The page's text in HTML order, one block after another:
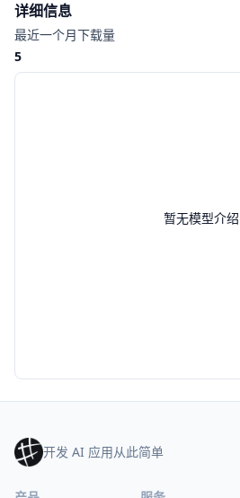
暂无模型介绍
详细信息
最近一个月下载量
5
开发 AI 应用从此简单